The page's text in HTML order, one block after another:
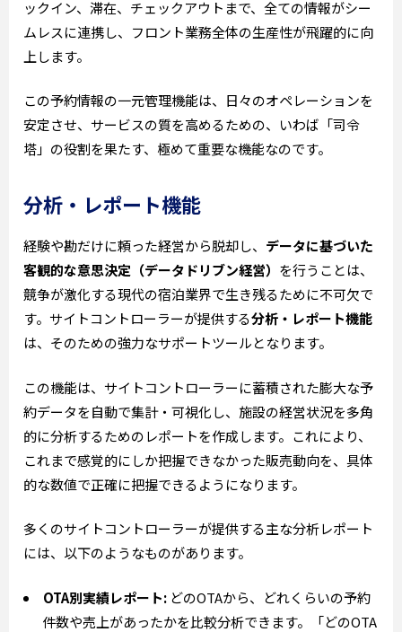
ックイン、滞在、チェックアウトまで、全ての情報がシー
ムレスに連携し、フロント業務全体の生産性が飛躍的に向
上します。
この予約情報の一元管理機能は、日々のオペレーションを
安定させ、サービスの質を高めるための、いわば「司令
塔」の役割を果たす、極めて重要な機能なのです。
分析・レポート機能
経験や勘だけに頼った経営から脱却し、 データに基づいた
客観的な意思決定（データドリブン経営） を行うことは、
競争が激化する現代の宿泊業界で生き残るために不可欠で
す。サイトコントローラーが提供する分析・レポート機能
は、そのための強力なサポートツールとなります。
この機能は、サイトコントローラーに蓄積された膨大な予
約データを自動で集計・可視化し、施設の経営状況を多角
的に分析するためのレポートを作成します。これにより、
これまで感覚的にしか把握できなかった販売動向を、具体
的な数値で正確に把握できるようになります。
多くのサイトコントローラーが提供する主な分析レポート
には、以下のようなものがあります。
OTA別実績レポート: どのOTAから、どれくらいの予約
件数や売上があったかを比較分析できます。「どのOTA